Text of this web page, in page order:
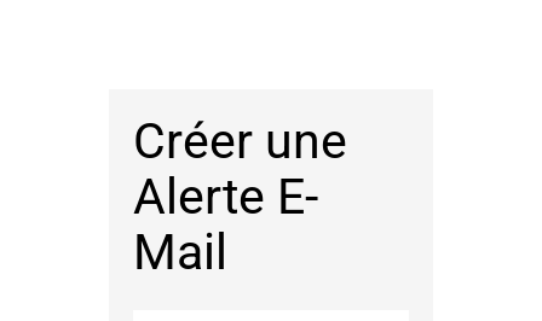
Créer une
Alerte E-
Mail